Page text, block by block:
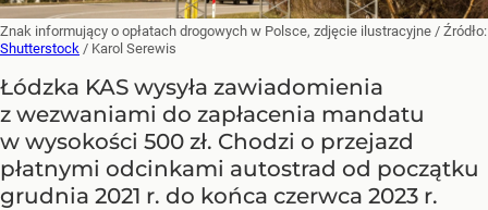
Znak informujący o opłatach drogowych w Polsce, zdjęcie ilustracyjne / Źródło:
Shutterstock / Karol Serewis
Łódzka KAS wysyła zawiadomienia
z wezwaniami do zapłacenia mandatu
w wysokości 500 zł. Chodzi o przejazd
płatnymi odcinkami autostrad od początku
grudnia 2021 r. do końca czerwca 2023 r.